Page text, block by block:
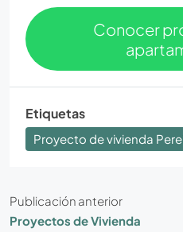
Conocer
Etiquetas
Proyecto de vivienda
Publicación anterior
Proyectos de Vivienda